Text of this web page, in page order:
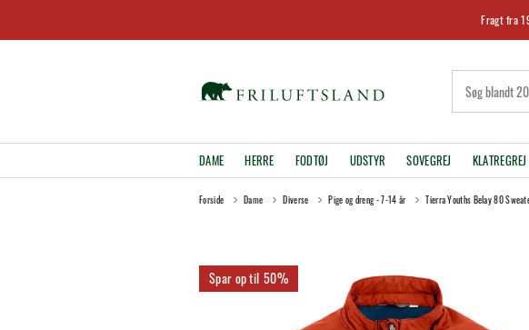
Fragt fra
DAME HERRE FODTØJ UDSTYR SOVEGREJ KLATREGREJ
Forside Dame Diverse Pige og dreng - 7-14 år Tierra Youths Belay 80
50%